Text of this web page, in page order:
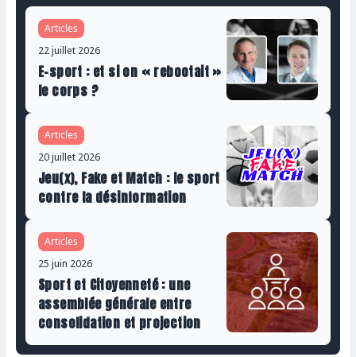
Articles
22 juillet 2026
E-sport : et si on « rebootait »
le corps ?
Articles
20 juillet 2026
Jeu(x), Fake et Match : le sport
contre la désinformation
Articles
25 juin 2026
Sport et Citoyenneté : une
assemblée générale entre
consolidation et projection